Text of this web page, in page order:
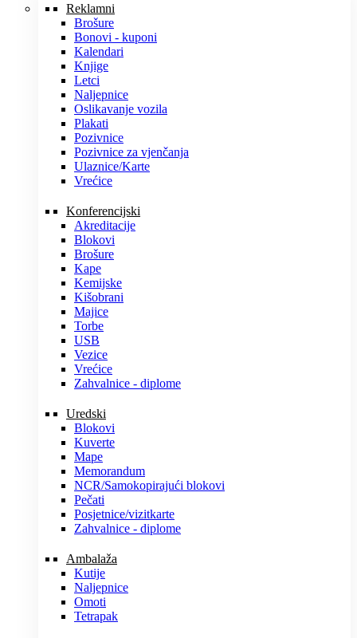
Reklamni
Brošure
Bonovi - kuponi
Kalendari
Knjige
Letci
Naljepnice
Oslikavanje vozila
Plakati
Pozivnice
Pozivnice za vjenčanja
Ulaznice/Karte
Vrećice
Konferencijski
Akreditacije
Blokovi
Brošure
Kape
Kemijske
Kišobrani
Majice
Torbe
USB
Vezice
Vrećice
Zahvalnice - diplome
Uredski
Blokovi
Kuverte
Mape
Memorandum
NCR/Samokopirajući blokovi
Pečati
Posjetnice/vizitkarte
Zahvalnice - diplome
Ambalaža
Kutije
Naljepnice
Omoti
Tetrapak